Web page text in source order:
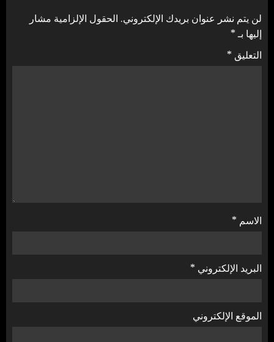
لن يتم نشر عنوان بريدك الإلكتروني. الحقول الإلزامية مشار
إليها بـ*
التعليق *
الاسم *
البريد الإلكتروني *
الموقع الإلكتروني